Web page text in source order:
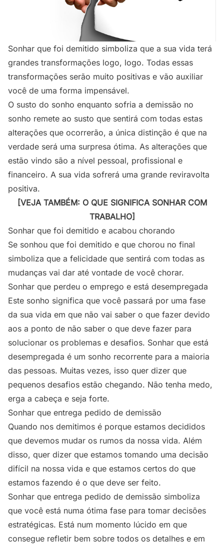
Sonhar que foi demitido simboliza que a sua vida terá
grandes transformações logo, logo. Todas essas
transformações serão muito positivas e vão auxiliar
você de uma forma impensável.
O susto do sonho enquanto sofria a demissão no
sonho remete ao susto que sentirá com todas estas
alterações que ocorrerão, a única distinção é que na
verdade será uma surpresa ótima. As alterações que
estão vindo são a nível pessoal, profissional e
financeiro. A sua vida sofrerá uma grande reviravolta
positiva.
[VEJA TAMBÉM: O QUE SIGNIFICA SONHAR COM
TRABALHO]
Sonhar que foi demitido e acabou chorando
Se sonhou que foi demitido e que chorou no final
simboliza que a felicidade que sentirá com todas as
mudanças vai dar até vontade de você chorar.
Sonhar que perdeu o emprego e está desempregada
Este sonho significa que você passará por uma fase
da sua vida em que não vai saber o que fazer devido
aos a ponto de não saber o que deve fazer para
solucionar os problemas e desafios. Sonhar que está
desempregada é um sonho recorrente para a maioria
das pessoas. Muitas vezes, isso quer dizer que
pequenos desafios estão chegando. Não tenha medo,
erga a cabeça e seja forte.
Sonhar que entrega pedido de demissão
Quando nos demitimos é porque estamos decididos
que devemos mudar os rumos da nossa vida. Além
disso, quer dizer que estamos tomando uma decisão
difícil na nossa vida e que estamos certos do que
estamos fazendo é o que deve ser feito.
Sonhar que entrega pedido de demissão simboliza
que você está numa ótima fase para tomar decisões
estratégicas. Está num momento lúcido em que
consegue refletir bem sobre todos os detalhes e em